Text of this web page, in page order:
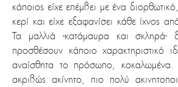
κάποιος είχε επέμβει με ένα
κερί και είχε εξαφανίσει κάθε ίχνος
Τα μαλλιά -κατάμαυρα και σκληρά-
προσθέσουν κάποιο χαρακτηριστικό
αναίσθητα το πρόσωπο,
ακριβώς ακίνητο, πιο πολύ